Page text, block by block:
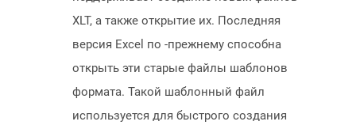
XLT, а также открытие их. Последняя
версия Excel по -прежнему способна
открыть эти старые файлы шаблонов
формата. Такой шаблонный файл
используется для быстрого создания